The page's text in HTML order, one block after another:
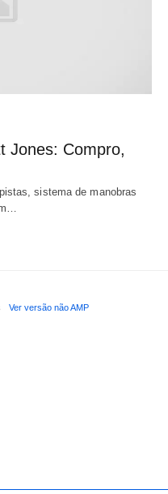
Jones: Compro,
sistema de manobras
Ver versão não AMP